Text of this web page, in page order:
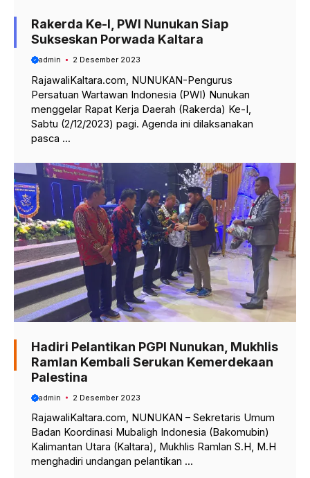
Rakerda Ke-I, PWI Nunukan Siap
Sukseskan Porwada Kaltara
admin 2 Desember 2023
RajawaliKaltara.com, NUNUKAN-Pengurus
Persatuan Wartawan Indonesia (PWI) Nunukan
menggelar Rapat Kerja Daerah (Rakerda) Ke-I,
Sabtu (2/12/2023) pagi. Agenda ini dilaksanakan
pasca ...
Hadiri Pelantikan PGPI Nunukan, Mukhlis
Ramlan Kembali Serukan Kemerdekaan
Palestina
admin 2 Desember 2023
RajawaliKaltara.com, NUNUKAN – Sekretaris Umum
Badan Koordinasi Mubaligh Indonesia (Bakomubin)
Kalimantan Utara (Kaltara), Mukhlis Ramlan S.H, M.H
menghadiri undangan pelantikan ...